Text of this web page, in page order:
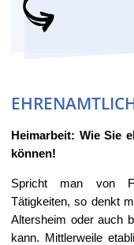
Heimarbeit: Wie Sie
können!
Spricht man von
Tätigkeiten, so denkt
Altersheim oder auch
kann. Mittlerweile